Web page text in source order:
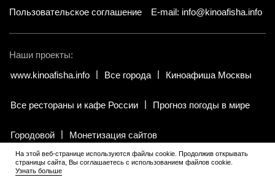
Пользовательское соглашение
E-mail: info@kinoafisha.info
Наши проекты:
www.kinoafisha.info
Все города Киноафиша Москвы
Все рестораны и кафе России Прогноз погоды в мире
Городовой Монетизация сайтов
© 2002-2026 Все права и материалы принадлежат «Киноафиша».
18+. Копирование информации только с письменного разрешения
На этой веб-странице используются файлы cookie. Продолжив открывать
страницы сайта, Вы соглашаетесь с использованием файлов cookie.
Узнать больше